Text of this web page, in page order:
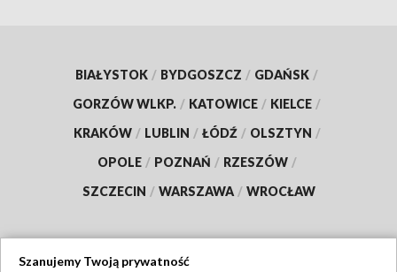
BIAŁYSTOK / BYDGOSZCZ / GDAŃSK /
GORZÓW WLKP. / KATOWICE / KIELCE /
KRAKÓW / LUBLIN / ŁÓDŹ / OLSZTYN /
OPOLE / POZNAŃ / RZESZÓW /
SZCZECIN / WARSZAWA / WROCŁAW
Szanujemy Twoją prywatność